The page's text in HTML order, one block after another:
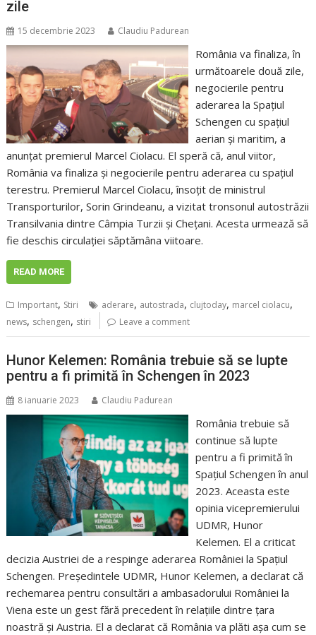
zile
15 decembrie 2023 Claudiu Padurean
România va finaliza, în
următoarele două zile,
negocierile pentru
aderarea la Spațiul
Schengen cu spațiul
aerian și maritim, a
anunțat premierul Marcel Ciolacu. El speră că, anul viitor,
România va finaliza și negocierile pentru aderarea cu spațiul
terestru. Premierul Marcel Ciolacu, însoțit de ministrul
Transporturilor, Sorin Grindeanu, a vizitat tronsonul autostrăzii
Transilvania dintre Câmpia Turzii și Chețani. Acesta urmează să
fie deschis circulației săptămâna viitoare.
READ MORE
Important, Stiri aderare, autostrada, clujtoday, marcel ciolacu,
news, schengen, stiri Leave a comment
Hunor Kelemen: România trebuie să se lupte
pentru a fi primită în Schengen în 2023
8 ianuarie 2023 Claudiu Padurean
România trebuie să
continue să lupte
pentru a fi primită în
Spațiul Schengen în anul
2023. Aceasta este
opinia vicepremierului
UDMR, Hunor
Kelemen. El a criticat
decizia Austriei de a respinge aderarea României la Spațiul
Schengen. Președintele UDMR, Hunor Kelemen, a declarat că
rechemarea pentru consultări a ambasadorului României la
Viena este un gest fără precedent în relațiile dintre țara
noastră și Austria. El a declarat că România va plăti așa cum se